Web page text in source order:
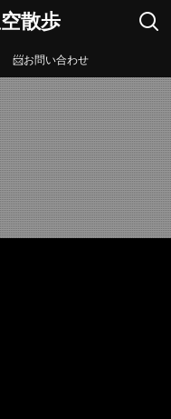
散歩
📨お問い合わせ